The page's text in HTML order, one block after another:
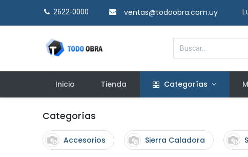
2622-0000​ ventas@todoobra.com.uy
Inicio Tienda Categorías
Categorías
Accesorios Sierra Caladora